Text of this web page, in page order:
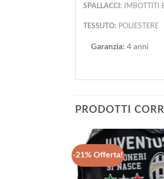
SPALLACCI: IMBOTTITI
TESSUTO: POLIESTERE
Garanzia: 4 anni
PRODOTTI
-21% Offerta!